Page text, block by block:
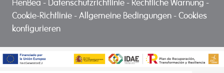
HenBea - Datenschutzrichtlinie - Rechtliche Warnung -
Cookie-Richtlinie -Allgemeine Bedingungen -Cookies
konfigurieren